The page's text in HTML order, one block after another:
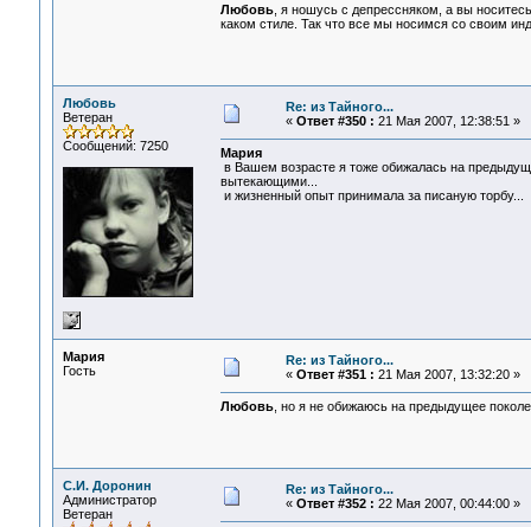
Любовь, я ношусь с депрессняком, а вы
каком стиле. Так что все мы носимся со своим
Любовь
Ветеран
Сообщений: 7250
Re: из Тайного...
« Ответ #350 : 21 Мая 2007, 12:38:51 »
Мария
в Вашем возрасте я тоже обижалась на
вытекающими...
и жизненный опыт принимала за писаную торбу...
Мария
Гость
Re: из Тайного...
« Ответ #351 : 21 Мая 2007, 13:32:20 »
Любовь, но я не обижаюсь на предыдущее
С.И. Доронин
Администратор
Ветеран
Re: из Тайного...
« Ответ #352 : 22 Мая 2007, 00:44:00 »